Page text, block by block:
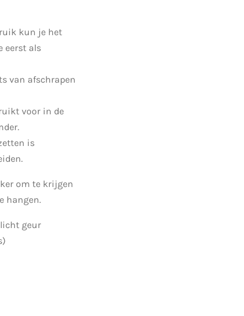
kun je het
eerst als
van afschrapen
voor in de
is
om te krijgen
hangen.
geur